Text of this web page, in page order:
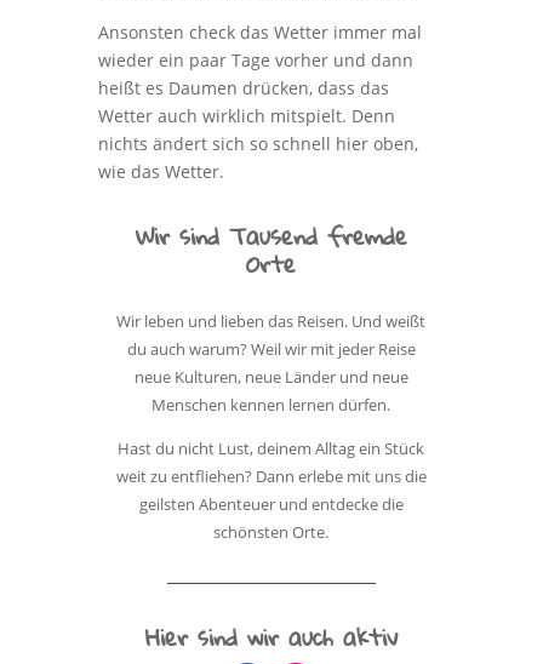
Ansonsten check das Wetter immer mal
wieder ein paar Tage vorher und dann
heißt es Daumen drücken, dass das
Wetter auch wirklich mitspielt. Denn
nichts ändert sich so schnell hier oben,
wie das Wetter.
Wir sind Tausend fremde
Orte
Wir leben und lieben das Reisen. Und weißt
du auch warum? Weil wir mit jeder Reise
neue Kulturen, neue Länder und neue
Menschen kennen lernen dürfen.
Hast du nicht Lust, deinem Alltag ein Stück
weit zu entfliehen? Dann erlebe mit uns die
geilsten Abenteuer und entdecke die
schönsten Orte.
Hier sind wir auch aktiv